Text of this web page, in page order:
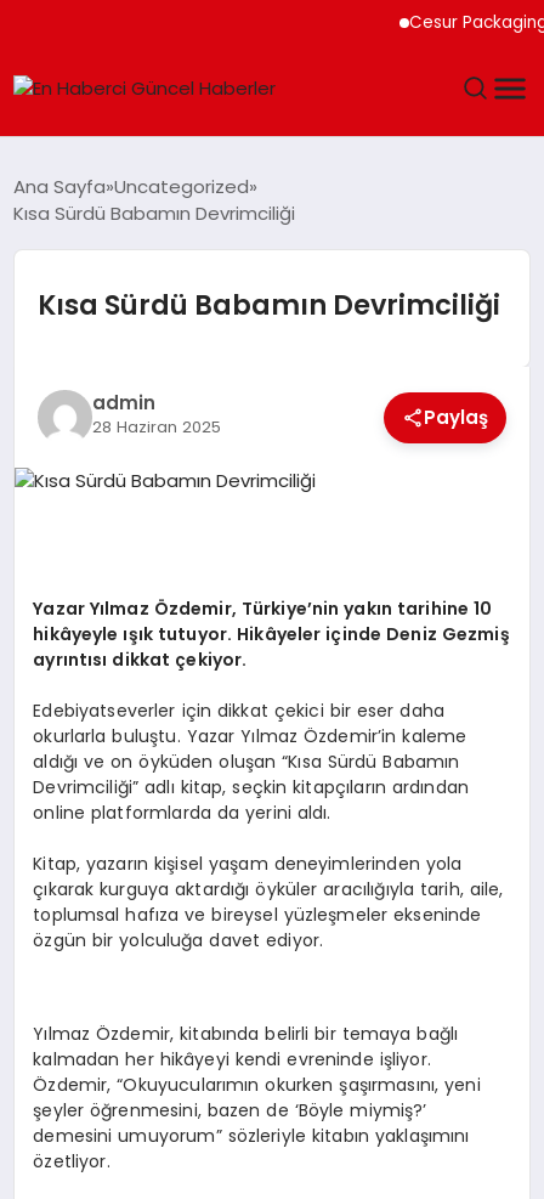
Cesur Packaging,
SAĞLIK
MAGAZIN
DÜNYA
EĞITIM
SIYASET
Ana Sayfa Uncategorized
Kısa Sürdü Babamın Devrimciliği
Kısa Sürdü Babamın Devrimciliği
admin
28 Haziran 2025 Paylaş
Yazar Yılmaz Özdemir, Türkiye’nin yakın tarihine 10
hikâyeyle ışık tutuyor. Hikâyeler içinde Deniz Gezmiş
ayrıntısı dikkat çekiyor.
Edebiyatseverler için dikkat çekici bir eser daha
okurlarla buluştu. Yazar Yılmaz Özdemir’in kaleme
aldığı ve on öyküden oluşan “Kısa Sürdü Babamın
Devrimciliği” adlı kitap, seçkin kitapçıların ardından
online platformlarda da yerini aldı.
Kitap, yazarın kişisel yaşam deneyimlerinden yola
çıkarak kurguya aktardığı öyküler aracılığıyla tarih, aile,
toplumsal hafıza ve bireysel yüzleşmeler ekseninde
özgün bir yolculuğa davet ediyor.
Yılmaz Özdemir, kitabında belirli bir temaya bağlı
kalmadan her hikâyeyi kendi evreninde işliyor.
Özdemir, “Okuyucularımın okurken şaşırmasını, yeni
şeyler öğrenmesini, bazen de ‘Böyle miymiş?’
demesini umuyorum” sözleriyle kitabın yaklaşımını
özetliyor.